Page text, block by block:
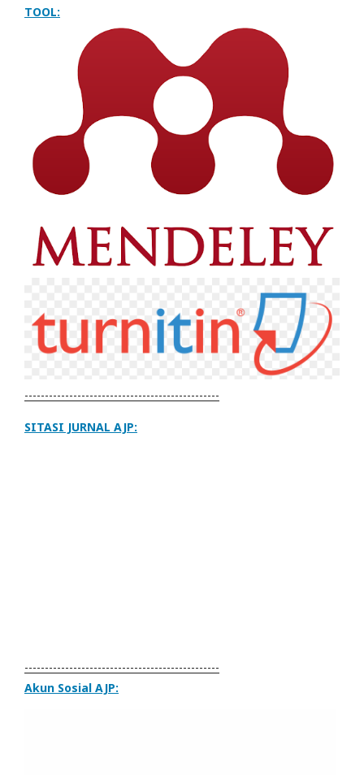
TOOL:
------------------------------------------------
SITASI JURNAL AJP:
------------------------------------------------
Akun Sosial AJP: